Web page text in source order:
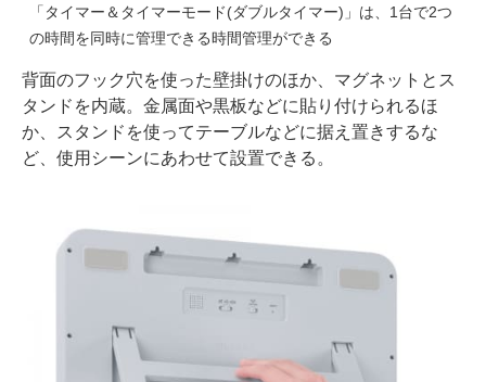
「タイマー＆タイマーモード(ダブルタイマー)」は、1台で2つ
の時間を同時に管理できる時間管理ができる
背面のフック穴を使った壁掛けのほか、マグネットとス
タンドを内蔵。金属面や黒板などに貼り付けられるほ
か、スタンドを使ってテーブルなどに据え置きするな
ど、使用シーンにあわせて設置できる。